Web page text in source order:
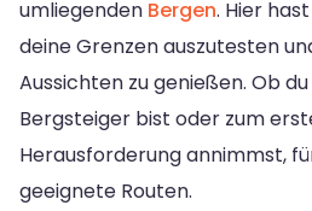
umliegenden Bergen. Hier
deine Grenzen auszutesten
Aussichten zu genießen. Ob
Bergsteiger bist oder zum
Herausforderung annimmst,
geeignete Routen.